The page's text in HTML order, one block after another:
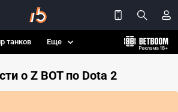
танков Еще
о Z BOT по Dota 2